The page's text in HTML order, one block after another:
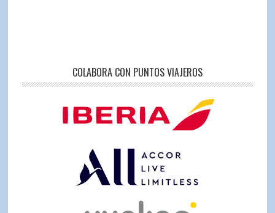
COLABORA CON PUNTOS VIAJEROS